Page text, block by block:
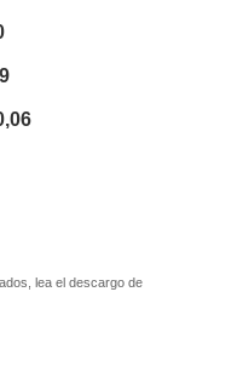
lea el descargo de